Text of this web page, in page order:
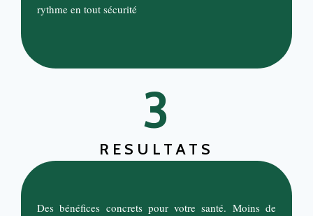
rythme en tout sécurité
3
RESULTATS
Des bénéfices concrets pour votre santé. Moins de